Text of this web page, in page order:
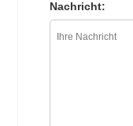
Nachricht: